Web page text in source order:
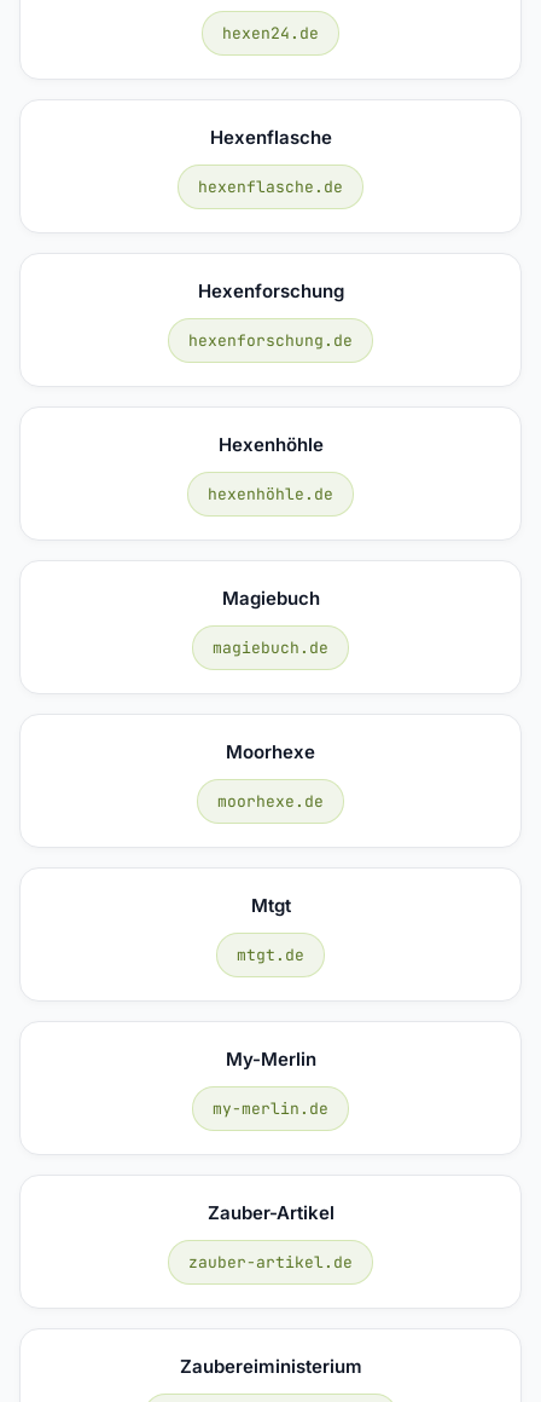
hexen24.de
Hexenflasche
hexenflasche.de
Hexenforschung
hexenforschung.de
Hexenhöhle
hexenhöhle.de
Magiebuch
magiebuch.de
Moorhexe
moorhexe.de
Mtgt
mtgt.de
My-Merlin
my-merlin.de
Zauber-Artikel
zauber-artikel.de
Zaubereiministerium